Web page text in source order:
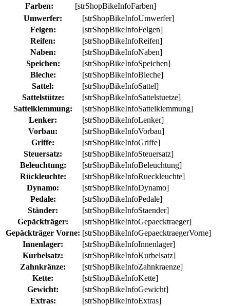
Farben:
[strShopBikeInfoFarben]
Umwerfer:
[strShopBikeInfoUmwerfer]
Felgen:
[strShopBikeInfoFelgen]
Reifen:
[strShopBikeInfoReifen]
Naben:
[strShopBikeInfoNaben]
Speichen:
[strShopBikeInfoSpeichen]
Bleche:
[strShopBikeInfoBleche]
Sattel:
[strShopBikeInfoSattel]
Sattelstütze:
[strShopBikeInfoSattelstuetze]
Sattelklemmung:
[strShopBikeInfoSattelklemmung]
Lenker:
[strShopBikeInfoLenker]
Vorbau:
[strShopBikeInfoVorbau]
Griffe:
[strShopBikeInfoGriffe]
Steuersatz:
[strShopBikeInfoSteuersatz]
Beleuchtung:
[strShopBikeInfoBeleuchtung]
Rückleuchte:
[strShopBikeInfoRueckleuchte]
Dynamo:
[strShopBikeInfoDynamo]
Pedale:
[strShopBikeInfoPedale]
Ständer:
[strShopBikeInfoStaender]
Gepäckträger:
[strShopBikeInfoGepaecktraeger]
Gepäckträger Vorne: [strShopBikeInfoGepaecktraegerVorne]
Innenlager:
[strShopBikeInfoInnenlager]
Kurbelsatz:
[strShopBikeInfoKurbelsatz]
Zahnkränze:
[strShopBikeInfoZahnkraenze]
Kette:
[strShopBikeInfoKette]
Gewicht:
[strShopBikeInfoGewicht]
Extras:
[strShopBikeInfoExtras]